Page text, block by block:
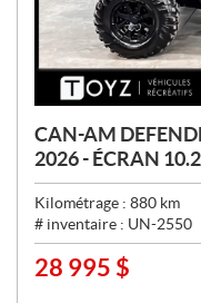
CAN-AM
2026 - ÉCRAN
Kilométrage : 880 km
# inventaire : UN-2550
P
28 995 $